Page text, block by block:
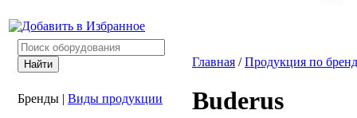
Бренды | Виды продукции
Главная /Продукция по
Buderus